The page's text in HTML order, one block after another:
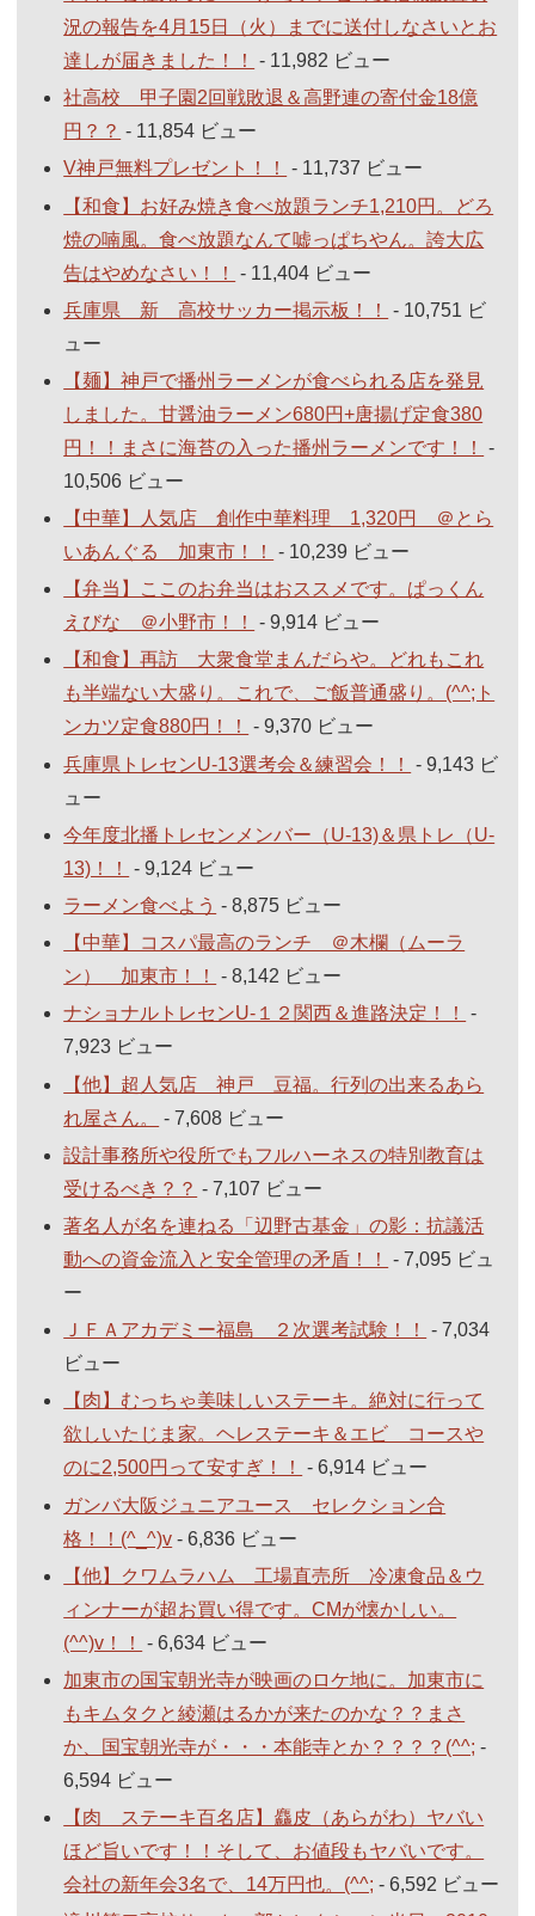
況の報告を4月15日（火）までに送付しなさいとお
達しが届きました！！
- 11,982 ビュー
社高校 甲子園2回戦敗退＆高野連の寄付金18億
円？？ - 11,854 ビュー
V神戸無料プレゼント！！
- 11,737 ビュー
【和食】お好み焼き食べ放題ランチ1,210円。どろ
焼の喃風。食べ放題なんて嘘っぱちやん。誇大広
告はやめなさい！！
- 11,404 ビュー
兵庫県 新 高校サッカー掲示板！！
- 10,751 ビ
ュー
【麺】神戸で播州ラーメンが食べられる店を発見
しました。甘醤油ラーメン680円+唐揚げ定食380
円！！まさに海苔の入った播州ラーメンです！！
-
10,506 ビュー
【中華】人気店 創作中華料理 1,320円 ＠とら
いあんぐる 加東市！！
- 10,239 ビュー
【弁当】ここのお弁当はおススメです。ぱっくん
えびな ＠小野市！！
- 9,914 ビュー
【和食】再訪 大衆食堂まんだらや。どれもこれ
も半端ない大盛り。これで、ご飯普通盛り。(^^;ト
ンカツ定食880円！！
- 9,370 ビュー
兵庫県トレセンU-13選考会＆練習会！！
- 9,143 ビ
ュー
今年度北播トレセンメンバー（U-13)＆県トレ（U-
13)！！
- 9,124 ビュー
ラーメン食べよう - 8,875 ビュー
【中華】コスパ最高のランチ ＠木欄（ムーラ
ン） 加東市！！
- 8,142 ビュー
ナショナルトレセンU-１２関西＆進路決定！！
-
7,923 ビュー
【他】超人気店 神戸 豆福。行列の出来るあら
れ屋さん。
- 7,608 ビュー
設計事務所や役所でもフルハーネスの特別教育は
受けるべき？？ - 7,107 ビュー
著名人が名を連ねる「辺野古基金」の影：抗議活
動への資金流入と安全管理の矛盾！！
- 7,095 ビュ
ー
ＪＦＡアカデミー福島 ２次選考試験！！
- 7,034
ビュー
【肉】むっちゃ美味しいステーキ。絶対に行って
欲しいたじま家。ヘレステーキ＆エビ コースや
のに2,500円って安すぎ！！
- 6,914 ビュー
ガンバ大阪ジュニアユース セレクション合
格！！(^_^)v - 6,836 ビュー
【他】クワムラハム 工場直売所 冷凍食品＆ウ
ィンナーが超お買い得です。CMが懐かしい。
(^^)v！！
- 6,634 ビュー
加東市の国宝朝光寺が映画のロケ地に。加東市に
もキムタクと綾瀬はるかが来たのかな？？まさ
か、国宝朝光寺が・・・本能寺とか？？？？(^^; -
6,594 ビュー
【肉 ステーキ百名店】麤皮（あらがわ）ヤバい
ほど旨いです！！そして、お値段もヤバいです。
会社の新年会3名で、14万円也。(^^; - 6,592 ビュー